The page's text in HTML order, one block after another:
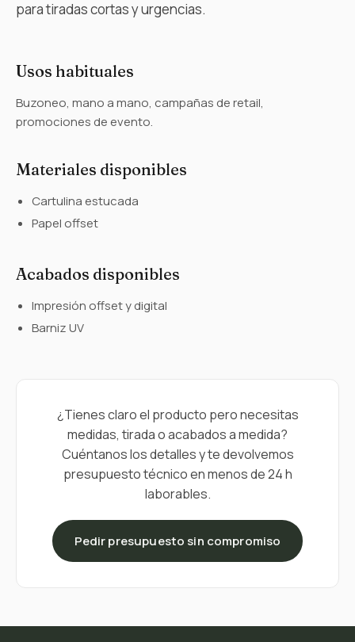
para tiradas cortas y urgencias.
Usos habituales
Buzoneo, mano a mano, campañas de retail,
promociones de evento.
Materiales disponibles
Cartulina estucada
Papel offset
Acabados disponibles
Impresión offset y digital
Barniz UV
¿Tienes claro el producto pero necesitas
medidas, tirada o acabados a medida?
Cuéntanos los detalles y te devolvemos
presupuesto técnico en menos de 24 h
laborables.
Pedir presupuesto sin compromiso